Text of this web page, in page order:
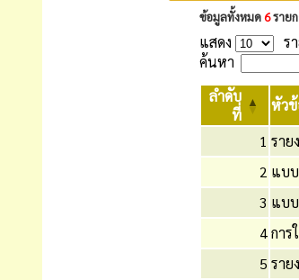
ข้อมูลทั้งหมด6ราย
แสดง
ร
ค้นหา
ลำดับ
ที่
หัว
1 ราย
2 แบ
3 แบ
4การ
5 ราย